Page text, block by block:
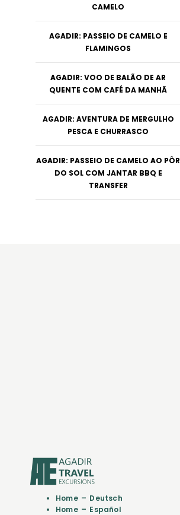
CAMELO
AGADIR: PASSEIO DE CAMELO E
FLAMINGOS
AGADIR: VOO DE BALÃO DE AR
QUENTE COM CAFÉ DA MANHÃ
AGADIR: AVENTURA DE MERGULHO
PESCA E CHURRASCO
AGADIR: PASSEIO DE CAMELO AO PÔR
DO SOL COM JANTAR BBQ E
TRANSFER
Home – Deutsch
Home – Español